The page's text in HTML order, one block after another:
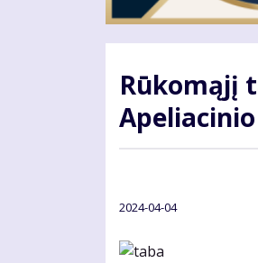
Rūkomąjį
2024-04-04